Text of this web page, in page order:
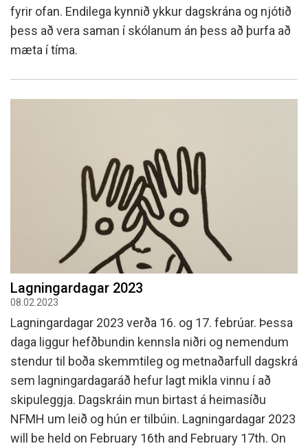
fyrir ofan. Endilega kynnið ykkur dagskrána og njótið
þess að vera saman í skólanum án þess að þurfa að
mæta í tíma.
Lagningardagar 2023
08.02.2023
Lagningardagar 2023 verða 16. og 17. febrúar. Þessa
daga liggur hefðbundin kennsla niðri og nemendum
stendur til boða skemmtileg og metnaðarfull dagskrá
sem lagningardagaráð hefur lagt mikla vinnu í að
skipuleggja. Dagskráin mun birtast á heimasíðu
NFMH um leið og hún er tilbúin. Lagningardagar 2023
will be held on February 16th and February 17th. On